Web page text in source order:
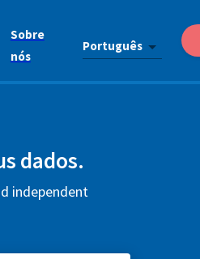
Sobre
nós
Português
dados.
independent